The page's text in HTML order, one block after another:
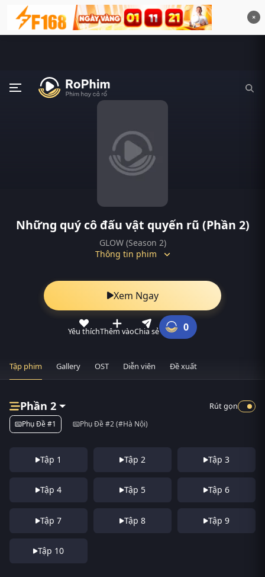
×
Những quý cô đấu vật quyến rũ (Phần 2)
GLOW (Season 2)
Thông tin phim
Xem Ngay
Yêu thíchThêm vàoChia sẻ 0
Tập phim Gallery OST Diễn viên Đề xuất
Phần 2
Phụ Đề #1 Phụ Đề #2 (#Hà Nội)
Rút gọn
Tập 1 Tập 2 Tập 3
Tập 4 Tập 5 Tập 6
Tập 7 Tập 8 Tập 9
Tập 10